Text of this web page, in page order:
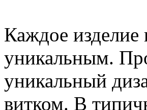
Каждое
уникальным.
уникальный
витком. В